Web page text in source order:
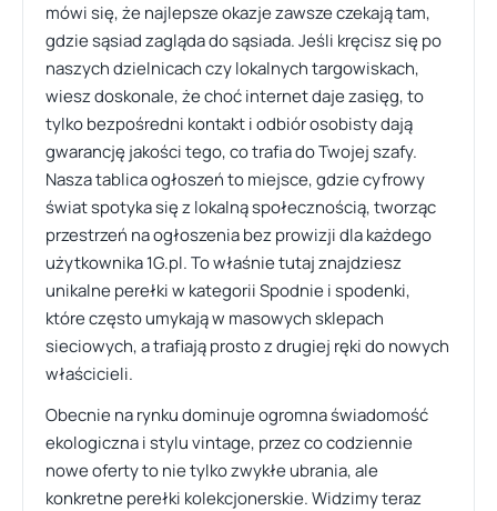
mówi się, że najlepsze okazje zawsze czekają tam,
gdzie sąsiad zagląda do sąsiada. Jeśli kręcisz się po
naszych dzielnicach czy lokalnych targowiskach,
wiesz doskonale, że choć internet daje zasięg, to
tylko bezpośredni kontakt i odbiór osobisty dają
gwarancję jakości tego, co trafia do Twojej szafy.
Nasza tablica ogłoszeń to miejsce, gdzie cyfrowy
świat spotyka się z lokalną społecznością, tworząc
przestrzeń na ogłoszenia bez prowizji dla każdego
użytkownika 1G.pl. To właśnie tutaj znajdziesz
unikalne perełki w kategorii Spodnie i spodenki,
które często umykają w masowych sklepach
sieciowych, a trafiają prosto z drugiej ręki do nowych
właścicieli.
Obecnie na rynku dominuje ogromna świadomość
ekologiczna i stylu vintage, przez co codziennie
nowe oferty to nie tylko zwykłe ubrania, ale
konkretne perełki kolekcjonerskie. Widzimy teraz